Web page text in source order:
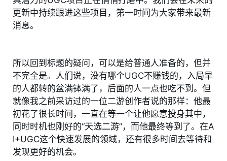
更新中持续跟进这些项目，第一时间为大家带来最新
消息。
所以回到标题的疑问，可以是给普通人准备的，但并
不完全是。人们说，没有哪个UGC不赚钱的，入局早
的人都转的盆满钵满了，后面的人一点也吃不到。但
就像我之前采访过的一位二游创作者说的那样：他最
初花了很长时间，一直在等一个让他愿意投身其中，
同时时机也刚好的“天选二游”，而他最终等到了。在A
I+UGC这个快速发展的领域，还有很多时间去等待和
发现更好的机会。